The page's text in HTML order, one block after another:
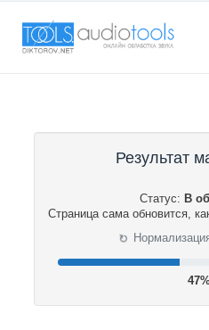
Результат
Статус: В
Страница сама обновится,
⟳